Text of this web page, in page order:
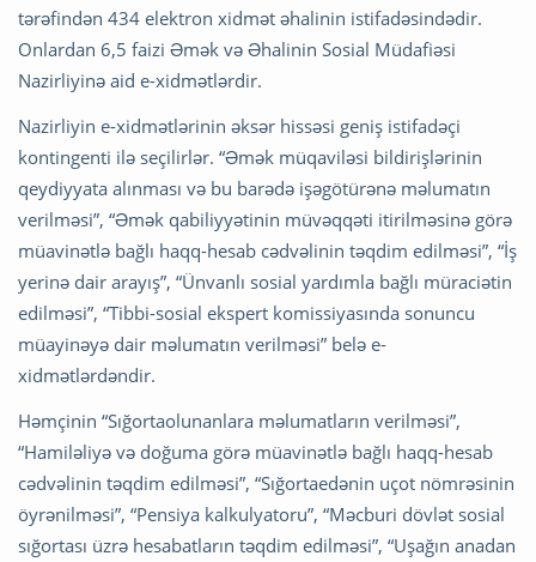
tərəfindən 434 elektron xidmət əhalinin istifadəsindədir.
Onlardan 6,5 faizi Əmək və Əhalinin Sosial Müdafiəsi
Nazirliyinə aid e-xidmətlərdir.
Nazirliyin e-xidmətlərinin əksər hissəsi geniş istifadəçi
kontingenti ilə seçilirlər. “Əmək müqaviləsi bildirişlərinin
qeydiyyata alınması və bu barədə işəgötürənə məlumatın
verilməsi”, “Əmək qabiliyyətinin müvəqqəti itirilməsinə görə
müavinətlə bağlı haqq-hesab cədvəlinin təqdim edilməsi”, “İş
yerinə dair arayış”, “Ünvanlı sosial yardımla bağlı müraciətin
edilməsi”, “Tibbi-sosial ekspert komissiyasında sonuncu
müayinəyə dair məlumatın verilməsi” belə e-
xidmətlərdəndir.
Həmçinin “Sığortaolunanlara məlumatların verilməsi”,
“Hamiləliyə və doğuma görə müavinətlə bağlı haqq-hesab
cədvəlinin təqdim edilməsi”, “Sığortaedənin uçot nömrəsinin
öyrənilməsi”, “Pensiya kalkulyatoru”, “Məcburi dövlət sosial
sığortası üzrə hesabatların təqdim edilməsi”, “Uşağın anadan